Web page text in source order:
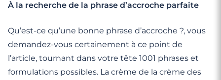
À la recherche de la phrase d’accroche parfaite
Qu’est-ce qu’une bonne phrase d’accroche ?, vous
demandez-vous certainement à ce point de
l’article, tournant dans votre tête 1001 phrases et
formulations possibles. La crème de la crème des